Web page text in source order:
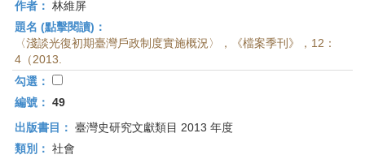
作者： 林維屏
題名 (點擊閱讀)：
〈淺談光復初期臺灣戶政制度實施概況〉，《檔案季刊》，12：
4（2013.
勾選：
編號： 49
出版書目： 臺灣史研究文獻類目 2013 年度
類別： 社會